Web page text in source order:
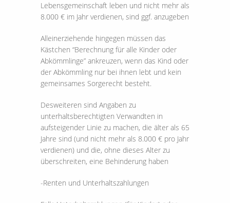
Lebensgemeinschaft leben und nicht mehr als
8.000 € im Jahr verdienen, sind ggf. anzugeben
Alleinerziehende hingegen müssen das
Kästchen “Berechnung für alle Kinder oder
Abkömmlinge” ankreuzen, wenn das Kind oder
der Abkömmling nur bei ihnen lebt und kein
gemeinsames Sorgerecht besteht.
Desweiteren sind Angaben zu
unterhaltsberechtigten Verwandten in
aufsteigender Linie zu machen, die älter als 65
Jahre sind (und nicht mehr als 8.000 € pro Jahr
verdienen) und die, ohne dieses Alter zu
überschreiten, eine Behinderung haben
-Renten und Unterhaltszahlungen